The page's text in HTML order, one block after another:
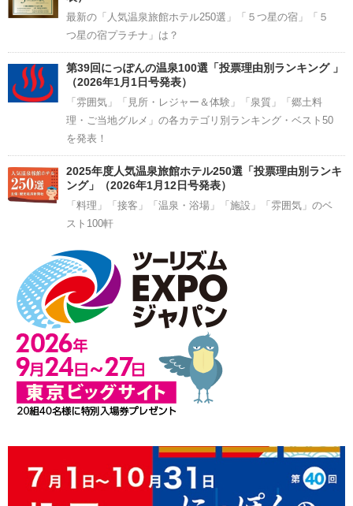
最新の「人気温泉旅館ホテル250選」「５つ星の宿」「５
つ星の宿プラチナ」は？
第39回にっぽんの温泉100選「投票理由別ランキング 」
（2026年1月1日号発表）
「雰囲気」「見所・レジャー＆体験」「泉質」「郷土料
理・ご当地グルメ」の各カテゴリ別ランキング・ベスト50
を発表！
2025年度人気温泉旅館ホテル250選「投票理由別ランキ
ング」（2026年1月12日号発表）
「料理」「接客」「温泉・浴場」「施設」「雰囲気」のベ
スト100軒